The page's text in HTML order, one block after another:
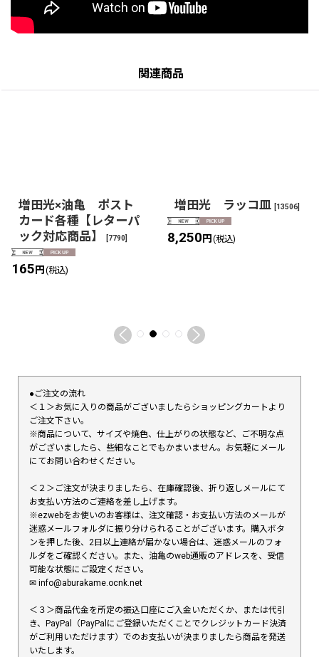
関連商品
増田光×油亀 ポスト
カード各種【レターパ
ック対応商品】
[7790]
165円 (税込)
増田光 ラッコ皿 [13506]
8,250円 (税込)
●ご注文の流れ
＜１＞お気に入りの商品がございましたらショッピングカートより
ご注文下さい。
※商品について、サイズや焼色、仕上がりの状態など、ご不明な点
がございましたら、些細なことでもかまいません。お気軽にメール
にてお問い合わせください。
＜２＞ご注文が決まりましたら、在庫確認後、折り返しメールにて
お支払い方法のご連絡を差し上げます。
※ezwebをお使いのお客様は、注文確認・お支払い方法のメールが
迷惑メールフォルダに振り分けられることがございます。購入ボタ
ンを押した後、2日以上連絡が届かない場合は、迷惑メールのフォ
ルダをご確認ください。また、油亀のweb通販のアドレスを、受信
可能な状態にご設定ください。
✉︎ info@aburakame.ocnk.net
＜３＞商品代金を所定の振込口座にご入金いただくか、または代引
き、PayPal（PayPalにご登録いただくことでクレジットカード決済
がご利用いただけます）でのお支払いが決まりましたら商品を発送
いたします。